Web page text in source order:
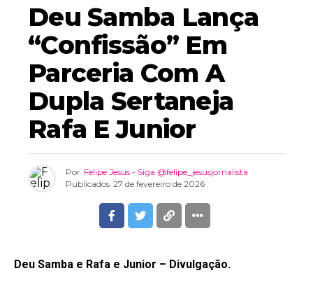
Deu Samba Lança
“Confissão” Em
Parceria Com A
Dupla Sertaneja
Rafa E Junior
Por Felipe Jesus - Siga:@felipe_jesusjornalista
Publicados 27 de fevereiro de 2026
Deu Samba e Rafa e Junior – Divulgação.